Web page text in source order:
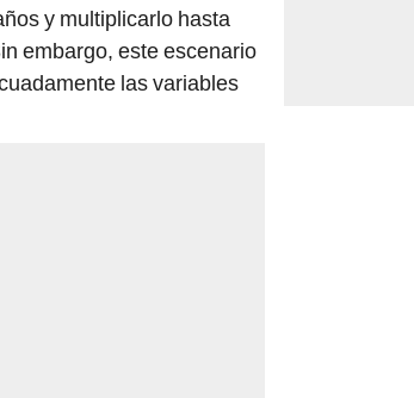
y multiplicarlo hasta
embargo, este escenario
las variables